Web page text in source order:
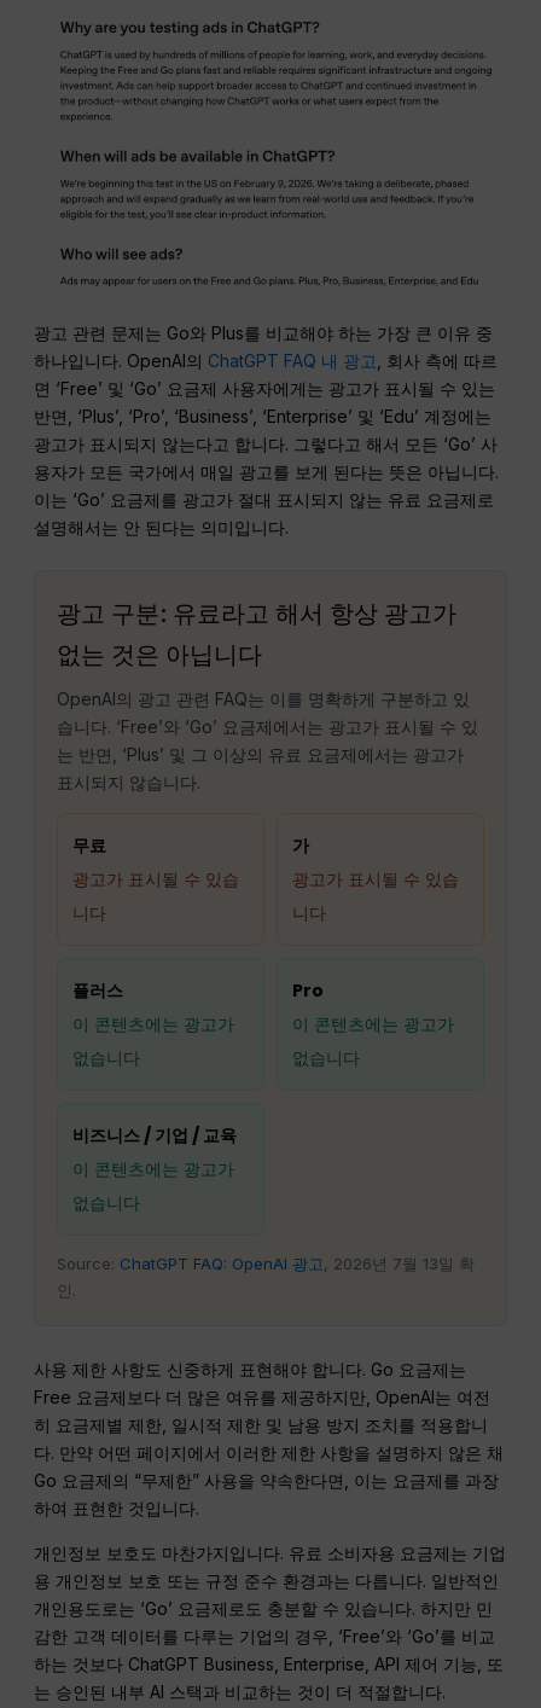
광고 관련 문제는 Go와 Plus를 비교해야 하는 가장 큰 이유 중
하나입니다. OpenAI의 ChatGPT FAQ 내 광고
, 회사 측에 따르
면 ‘Free’ 및 ‘Go’ 요금제 사용자에게는 광고가 표시될 수 있는
반면, ‘Plus’, ‘Pro’, ‘Business’, ‘Enterprise’ 및 ‘Edu’ 계정에는
광고가 표시되지 않는다고 합니다. 그렇다고 해서 모든 ‘Go’ 사
용자가 모든 국가에서 매일 광고를 보게 된다는 뜻은 아닙니다.
이는 ‘Go’ 요금제를 광고가 절대 표시되지 않는 유료 요금제로
설명해서는 안 된다는 의미입니다.
광고 구분: 유료라고 해서 항상 광고가
없는 것은 아닙니다
OpenAI의 광고 관련 FAQ는 이를 명확하게 구분하고 있
습니다. ‘Free’와 ‘Go’ 요금제에서는 광고가 표시될 수 있
는 반면, ‘Plus’ 및 그 이상의 유료 요금제에서는 광고가
표시되지 않습니다.
무료
광고가 표시될 수 있습
니다
가
광고가 표시될 수 있습
니다
플러스
이 콘텐츠에는 광고가
없습니다
Pro
이 콘텐츠에는 광고가
없습니다
비즈니스 / 기업 / 교육
이 콘텐츠에는 광고가
없습니다
Source: ChatGPT FAQ: OpenAI 광고, 2026년 7월 13일 확
인.
사용 제한 사항도 신중하게 표현해야 합니다. Go 요금제는
Free 요금제보다 더 많은 여유를 제공하지만, OpenAI는 여전
히 요금제별 제한, 일시적 제한 및 남용 방지 조치를 적용합니
다. 만약 어떤 페이지에서 이러한 제한 사항을 설명하지 않은 채
Go 요금제의 “무제한” 사용을 약속한다면, 이는 요금제를 과장
하여 표현한 것입니다.
개인정보 보호도 마찬가지입니다. 유료 소비자용 요금제는 기업
용 개인정보 보호 또는 규정 준수 환경과는 다릅니다. 일반적인
개인용도로는 ‘Go’ 요금제로도 충분할 수 있습니다. 하지만 민
감한 고객 데이터를 다루는 기업의 경우, ‘Free’와 ‘Go’를 비교
하는 것보다 ChatGPT Business, Enterprise, API 제어 기능, 또
는 승인된 내부 AI 스택과 비교하는 것이 더 적절합니다.